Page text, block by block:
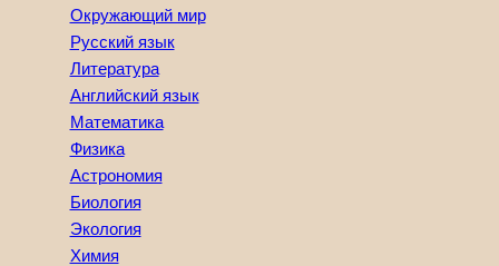
Окружающий мир
Русский язык
Литература
Английский язык
Математика
Физика
Астрономия
Биология
Экология
Химия